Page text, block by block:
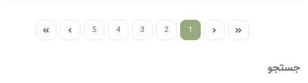
1
2
3
4
5
جستجو